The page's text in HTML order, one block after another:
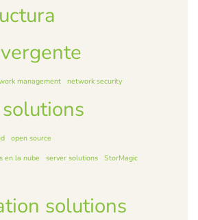
management network security
open source
en la nube
server solutions StorMagic
solutions